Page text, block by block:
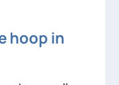
hoop in